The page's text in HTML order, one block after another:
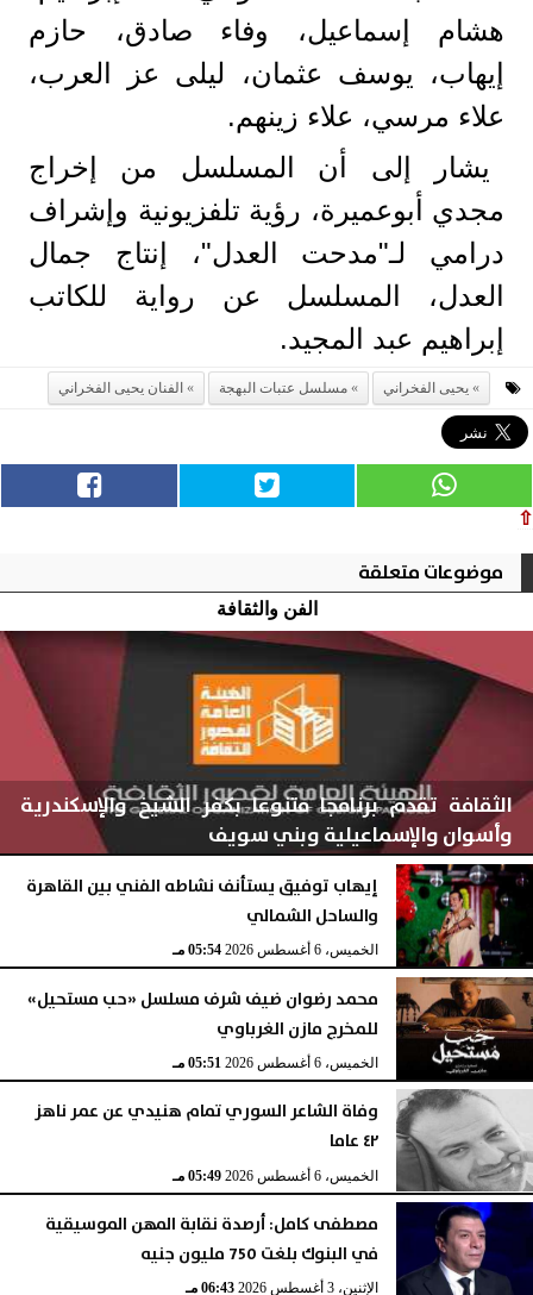
هشام إسماعيل، وفاء صادق، حازم
إيهاب، يوسف عثمان، ليلى عز العرب،
علاء مرسي، علاء زينهم.
يشار إلى أن المسلسل من إخراج
مجدي أبوعميرة، رؤية تلفزيونية وإشراف
درامي لـ"مدحت العدل"، إنتاج جمال
العدل، المسلسل عن رواية للكاتب
إبراهيم عبد المجيد.
يحيى الفخراني مسلسل عتبات البهجة الفنان يحيى الفخراني
⇧
موضوعات متعلقة
الفن والثقافة
الثقافة تقدم برنامجا متنوعا بكفر الشيخ والإسكندرية
وأسوان والإسماعيلية وبني سويف
الخميس، 6 أغسطس 2026 05:56 مـ
إيهاب توفيق يستأنف نشاطه الفني بين القاهرة
والساحل الشمالي
الخميس، 6 أغسطس 2026 05:54 مـ
محمد رضوان ضيف شرف مسلسل «حب مستحيل»
للمخرج مازن الغرباوي
الخميس، 6 أغسطس 2026 05:51 مـ
وفاة الشاعر السوري تمام هنيدي عن عمر ناهز
٤٢ عاما
الخميس، 6 أغسطس 2026 05:49 مـ
مصطفى كامل: أرصدة نقابة المهن الموسيقية
في البنوك بلغت 750 مليون جنيه
الإثنين، 3 أغسطس 2026 06:43 مـ